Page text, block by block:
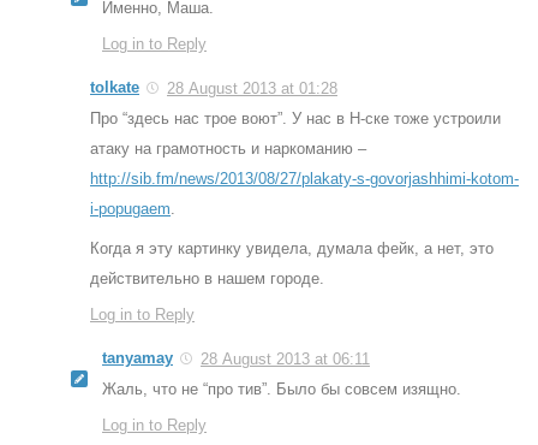
Именно, Маша.
Log in to Reply
tolkate
28 August 2013 at 01:28
Про “здесь нас трое воют”. У нас в Н-ске тоже устроили
атаку на грамотность и наркоманию –
http://sib.fm/news/2013/08/27/plakaty-s-govorjashhimi-kotom-
i-popugaem.
Когда я эту картинку увидела, думала фейк, а нет, это
действительно в нашем городе.
Log in to Reply
tanyamay
28 August 2013 at 06:11
Жаль, что не “про тив”. Было бы совсем изящно.
Log in to Reply